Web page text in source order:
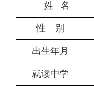
姓 名
性 别
出生年月
就读中学